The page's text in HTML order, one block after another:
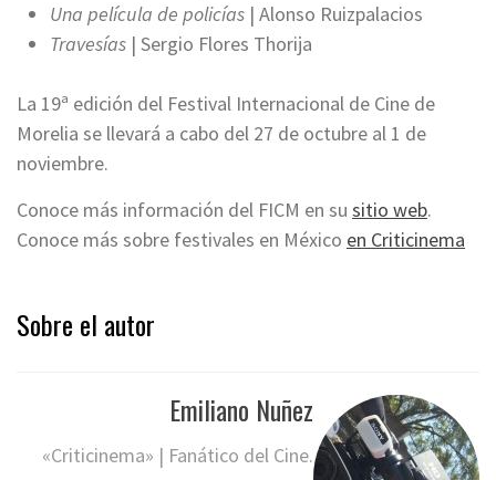
Una película de policías | Alonso Ruizpalacios
Travesías | Sergio Flores Thorija
La 19ª edición del Festival Internacional de Cine de
Morelia se llevará a cabo del 27 de octubre al 1 de
noviembre.
Conoce más información del FICM en su sitio web.
Conoce más sobre festivales en México en Criticinema
Sobre el autor
Emiliano Nuñez
«Criticinema» | Fanático del Cine.